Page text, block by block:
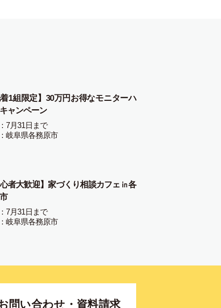
着1組限定】30万円お得なモニターハ
ャンペーン
7月31日まで
岐阜県各務原市
心者大歓迎】家づくり相談カフェ㏌各
7月31日まで
岐阜県各務原市
問い合わせ・資料請求